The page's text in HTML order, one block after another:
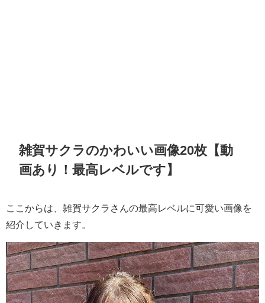
雑賀サクラのかわいい画像20枚【動
画あり！最高レベルです】
ここからは、雑賀サクラさんの最高レベルに可愛い画像を
紹介していきます。